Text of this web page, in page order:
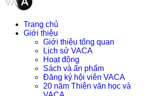
Trang chủ
Giới thiệu
Giới thiệu tổng quan
Lịch sử VACA
Hoạt động
Sách và ấn phẩm
Đăng ký hội viên VACA
20 năm Thiên văn học và